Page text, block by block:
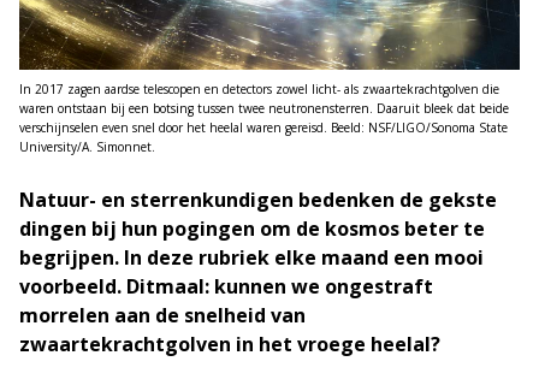
In 2017 zagen aardse telescopen en detectors zowel licht- als zwaartekrachtgolven die
waren ontstaan bij een botsing tussen twee neutronensterren. Daaruit bleek dat beide
verschijnselen even snel door het heelal waren gereisd. Beeld: NSF/LIGO/Sonoma State
University/A. Simonnet.
Natuur- en sterrenkundigen bedenken de gekste
dingen bij hun pogingen om de kosmos beter te
begrijpen. In deze rubriek elke maand een mooi
voorbeeld. Ditmaal: kunnen we ongestraft
morrelen aan de snelheid van
zwaartekrachtgolven in het vroege heelal?